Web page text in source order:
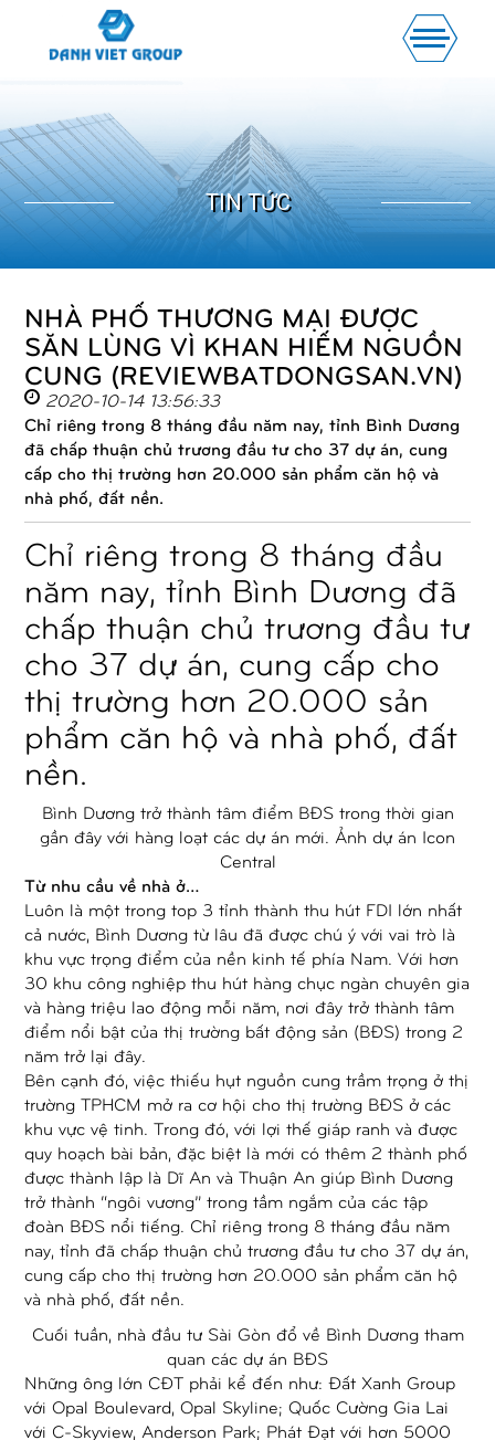
TIN TỨC
NHÀ PHỐ THƯƠNG MẠI ĐƯỢC
SĂN LÙNG VÌ KHAN HIẾM NGUỒN
CUNG (REVIEWBATDONGSAN.VN)
2020-10-14 13:56:33
Chỉ riêng trong 8 tháng đầu năm nay, tỉnh Bình Dương
đã chấp thuận chủ trương đầu tư cho 37 dự án, cung
cấp cho thị trường hơn 20.000 sản phẩm căn hộ và
nhà phố, đất nền.
Chỉ riêng trong 8 tháng đầu
năm nay, tỉnh Bình Dương đã
chấp thuận chủ trương đầu tư
cho 37 dự án, cung cấp cho
thị trường hơn 20.000 sản
phẩm căn hộ và nhà phố, đất
nền.
Bình Dương trở thành tâm điểm BĐS trong thời gian
gần đây với hàng loạt các dự án mới. Ảnh dự án Icon
Central
Từ nhu cầu về nhà ở…
Luôn là một trong top 3 tỉnh thành thu hút FDI lớn nhất
cả nước, Bình Dương từ lâu đã được chú ý với vai trò là
khu vực trọng điểm của nền kinh tế phía Nam. Với hơn
30 khu công nghiệp thu hút hàng chục ngàn chuyên gia
và hàng triệu lao động mỗi năm, nơi đây trở thành tâm
điểm nổi bật của thị trường bất động sản (BĐS) trong 2
năm trở lại đây.
Bên cạnh đó, việc thiếu hụt nguồn cung trầm trọng ở thị
trường TPHCM mở ra cơ hội cho thị trường BĐS ở các
khu vực vệ tinh. Trong đó, với lợi thế giáp ranh và được
quy hoạch bài bản, đặc biệt là mới có thêm 2 thành phố
được thành lập là Dĩ An và Thuận An giúp Bình Dương
trở thành “ngôi vương” trong tầm ngắm của các tập
đoàn BĐS nổi tiếng. Chỉ riêng trong 8 tháng đầu năm
nay, tỉnh đã chấp thuận chủ trương đầu tư cho 37 dự án,
cung cấp cho thị trường hơn 20.000 sản phẩm căn hộ
và nhà phố, đất nền.
Cuối tuần, nhà đầu tư Sài Gòn đổ về Bình Dương tham
quan các dự án BĐS
Những ông lớn CĐT phải kể đến như: Đất Xanh Group
với Opal Boulevard, Opal Skyline; Quốc Cường Gia Lai
với C-Skyview, Anderson Park; Phát Đạt với hơn 5000